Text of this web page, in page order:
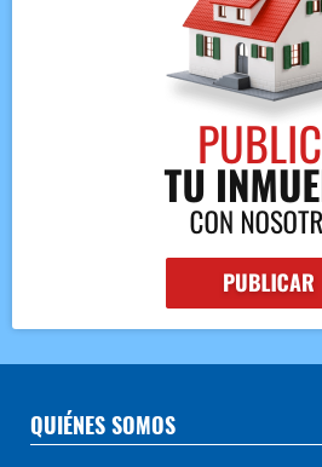
QUIÉNES SOMOS